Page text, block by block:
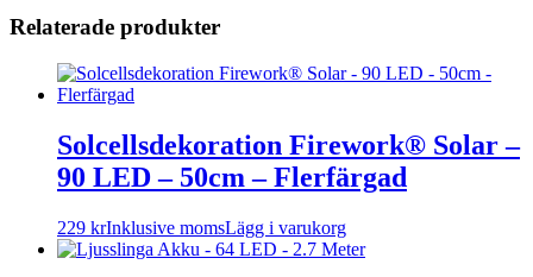
Relaterade produkter
Solcellsdekoration Firework® Solar –
90 LED – 50cm – Flerfärgad
229 krInklusive momsLägg i varukorg